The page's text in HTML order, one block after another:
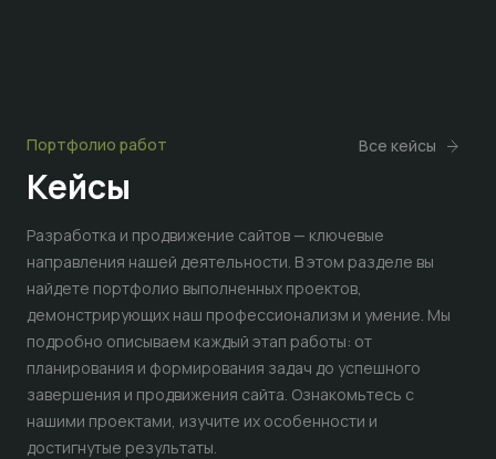
Портфолио работ
Кейсы
Все кейсы
Разработка и продвижение сайтов — ключевые
направления нашей деятельности. В этом разделе вы
найдете портфолио выполненных проектов,
демонстрирующих наш профессионализм и умение. Мы
подробно описываем каждый этап работы: от
планирования и формирования задач до успешного
завершения и продвижения сайта. Ознакомьтесь с
нашими проектами, изучите их особенности и
достигнутые результаты.